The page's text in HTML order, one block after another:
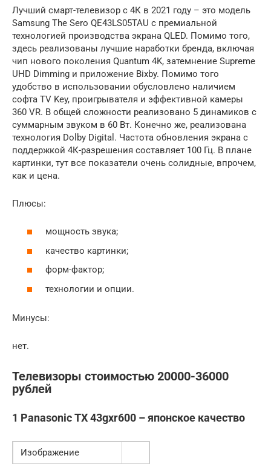
Лучший смарт-телевизор с 4К в 2021 году – это модель
Samsung The Sero QE43LS05TAU с премиальной
технологией производства экрана QLED. Помимо того,
здесь реализованы лучшие наработки бренда, включая
чип нового поколения Quantum 4K, затемнение Supreme
UHD Dimming и приложение Bixby. Помимо того
удобство в использовании обусловлено наличием
софта TV Key, проигрывателя и эффективной камеры
360 VR. В общей сложности реализовано 5 динамиков с
суммарным звуком в 60 Вт. Конечно же, реализована
технология Dolby Digital. Частота обновления экрана с
поддержкой 4К-разрешения составляет 100 Гц. В плане
картинки, тут все показатели очень солидные, впрочем,
как и цена.
Плюсы:
мощность звука;
качество картинки;
форм-фактор;
технологии и опции.
Минусы:
нет.
Телевизоры стоимостью 20000-36000
рублей
1 Panasonic TX 43gxr600 – японское качество
Изображение